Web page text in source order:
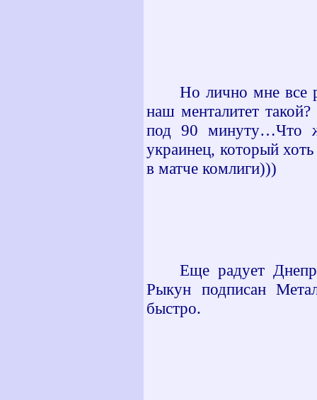
Но лично мне все
наш менталитет
под 90 минуту…Что
украинец, который
в матче комлиги)))
Еще радует
Рыкун подписан
быстро.